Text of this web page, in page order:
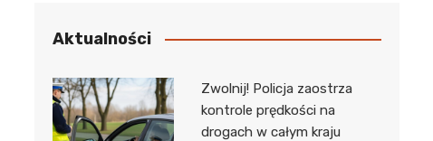
Aktualności
Zwolnij! Policja zaostrza
kontrole prędkości na
drogach w całym kraju